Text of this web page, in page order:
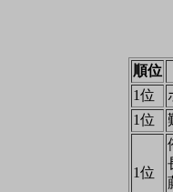
順位
1位
1位
1位